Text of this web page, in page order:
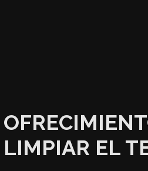
LIMPIAR EL